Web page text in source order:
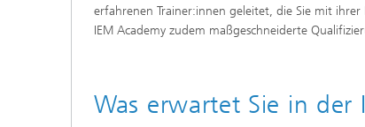
erfahrenen Trainer:innen geleitet, die Sie mit
IEM Academy zudem maßgeschneiderte
Was erwartet Sie in der